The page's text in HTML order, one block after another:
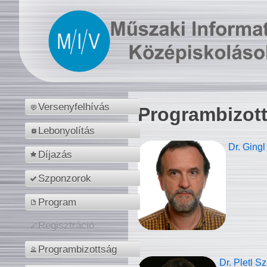
Versenyfelhívás
Lebonyolítás
Díjazás
Szponzorok
Program
Regisztráció
Programbizottság
Dr.
Dr. Pletl